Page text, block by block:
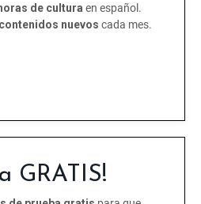
de cultura en español.
nuevos cada mes.
GRATIS!